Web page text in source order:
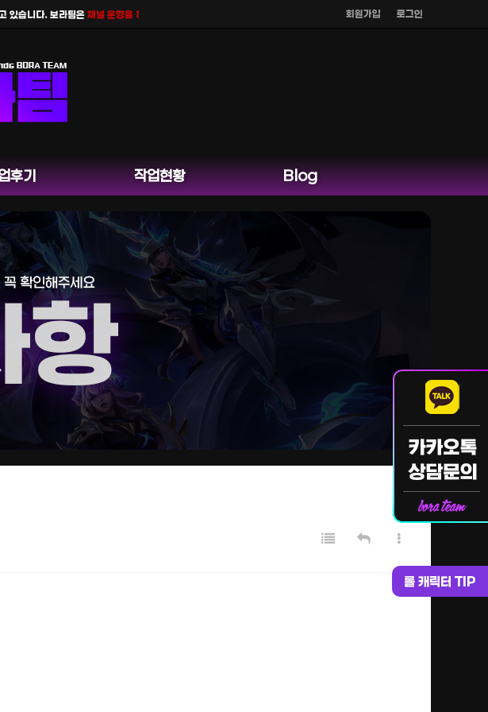
회원가입 로그인
니다. 보라팀은채널 운영을 하지 않으며 공식 홈페이지 카카오톡 외 다른 채팅은 운영하지 않습니다.
롤 캐릭터 TIP
후기 작업현황 Blog